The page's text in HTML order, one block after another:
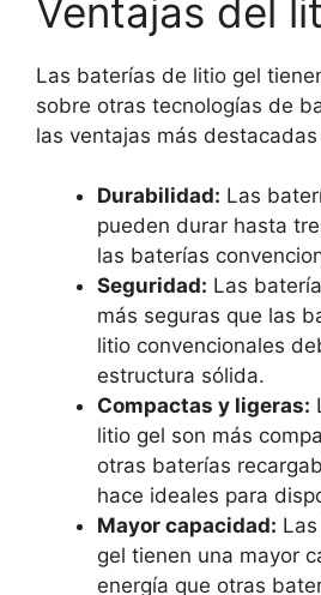
Ventajas del
Las baterías de litio gel
sobre otras tecnologías de
las ventajas más
Durabilidad: Las
pueden durar hasta
las baterías
Seguridad: Las
más seguras que las
litio convencionales
estructura sólida.
Compactas y ligeras:
litio gel son más
otras baterías
hace ideales para
Mayor capacidad:
gel tienen una mayor
energía que otras